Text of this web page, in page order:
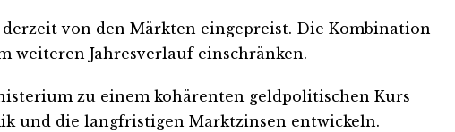
von den Märkten eingepreist. Die Kombination
weiteren Jahresverlauf einschränken.
zu einem kohärenten geldpolitischen Kurs
und die langfristigen Marktzinsen entwickeln.